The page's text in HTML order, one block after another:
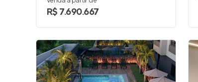
R$ 7.690.667